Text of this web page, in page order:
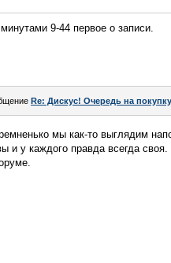
9-44 первое о записи.
Re: Дискус! Очередь на
мы как-то выглядим
и у каждого правда всегда